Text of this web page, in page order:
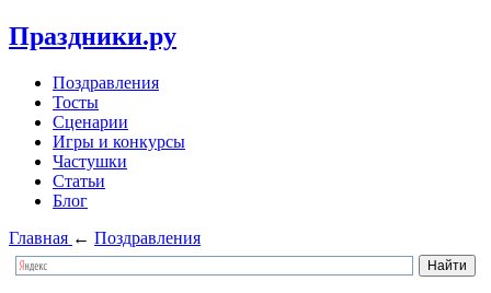
Праздники.ру
Поздравления
Тосты
Сценарии
Игры и конкурсы
Частушки
Статьи
Блог
Главная ← Поздравления